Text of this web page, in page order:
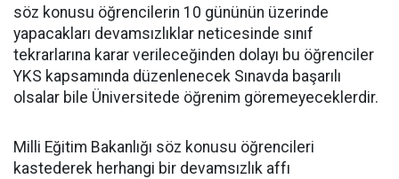
söz konusu öğrencilerin 10 gününün üzerinde
yapacakları devamsızlıklar neticesinde sınıf
tekrarlarına karar verileceğinden dolayı bu öğrenciler
YKS kapsamında düzenlenecek Sınavda başarılı
olsalar bile Üniversitede öğrenim göremeyeceklerdir.
Milli Eğitim Bakanlığı söz konusu öğrencileri
kastederek herhangi bir devamsızlık affı